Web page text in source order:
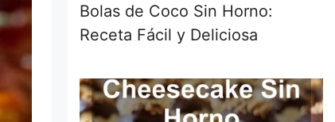
Bolas de Coco Sin Horno:
Receta Fácil y Deliciosa